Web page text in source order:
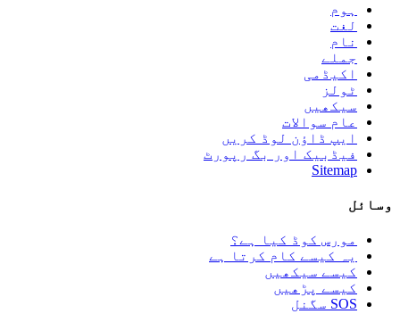
ہوم
لغت
نام
جملے
اکیڈمی
ٹولز
سیکھیں
عام سوالات
ایپ ڈاؤن لوڈ کریں
فیڈبیک اور بگ رپورٹ
Sitemap
وسائل
مورس کوڈ کیا ہے؟
یہ کیسے کام کرتا ہے
کیسے سیکھیں
کیسے پڑھیں
SOS سگنل